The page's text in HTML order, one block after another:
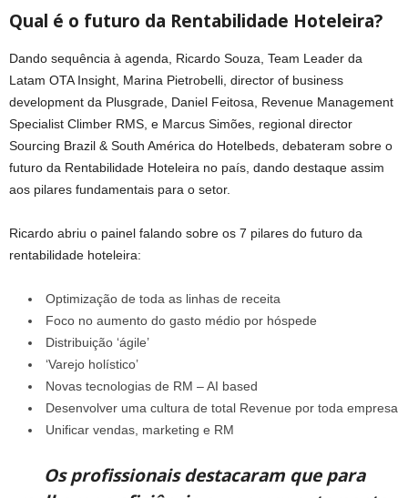
Qual é o futuro da Rentabilidade Hoteleira?
Dando sequência à agenda, Ricardo Souza, Team Leader da
Latam OTA Insight, Marina Pietrobelli, director of business
development da Plusgrade, Daniel Feitosa, Revenue Management
Specialist Climber RMS, e Marcus Simões, regional director
Sourcing Brazil & South América do Hotelbeds, debateram sobre o
futuro da Rentabilidade Hoteleira no país, dando destaque assim
aos pilares fundamentais para o setor.
Ricardo abriu o painel falando sobre os 7 pilares do futuro da
rentabilidade hoteleira:
Optimização de toda as linhas de receita
Foco no aumento do gasto médio por hóspede
Distribuição ‘ágile’
‘Varejo holístico’
Novas tecnologias de RM – AI based
Desenvolver uma cultura de total Revenue por toda empresa
Unificar vendas, marketing e RM
Os profissionais destacaram que para